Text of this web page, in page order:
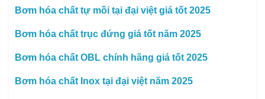
Bơm hóa chất tự mồi tại đại việt giá tốt 2025
Bơm hóa chất trục đứng giá tốt năm 2025
Bơm hóa chất OBL chính hãng giá tốt 2025
Bơm hóa chất Inox tại đại việt năm 2025